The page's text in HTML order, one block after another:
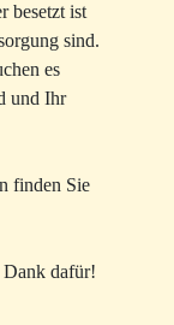
besetzt ist
sind.
es
und Ihr
finden Sie
dafür!